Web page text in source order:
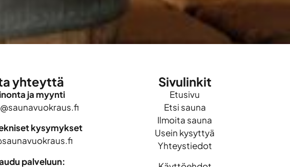
yhteyttä
ja myynti
kysymykset
palveluun:
Sivulinkit
Etusivu
Etsi sauna
Ilmoita sauna
Usein kysyttyä
Yhteystiedot